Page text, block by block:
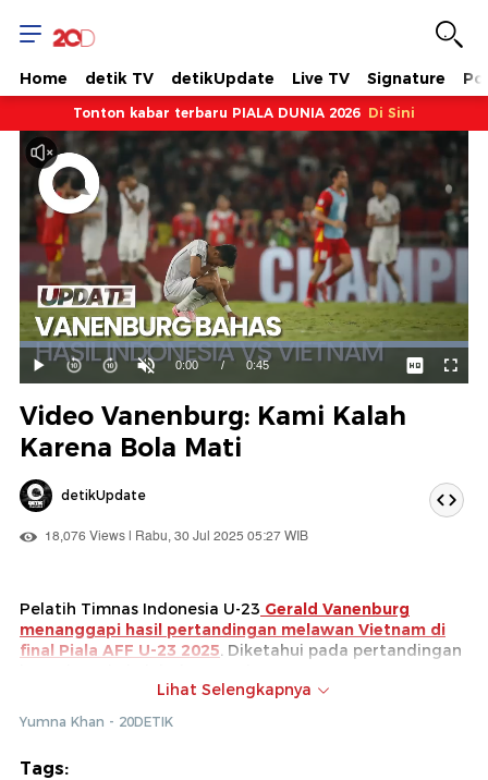
Home detik TV detikUpdate Live TV Signature
Tonton kabar terbaru PIALA DUNIA 2026 Di Sini
Mainkan
Suara
Hidup
Waktu
ini
0:00 / Durasi
0:45
Dimuat:
100.00%
Video Vanenburg: Kami Kalah
Karena Bola Mati
detikUpdate
18,076 Views | Rabu, 30 Jul 2025 05:27 WIB
Pelatih Timnas Indonesia U-23 Gerald Vanenburg
menanggapi hasil pertandingan melawan Vietnam di
final Piala AFF U-23 2025. Diketahui pada pertandingan
mungkin. Ia menyebut Timnas Indonesia perlu
Lihat Selengkapnya
Yumna Khan - 20DETIK
Tags: